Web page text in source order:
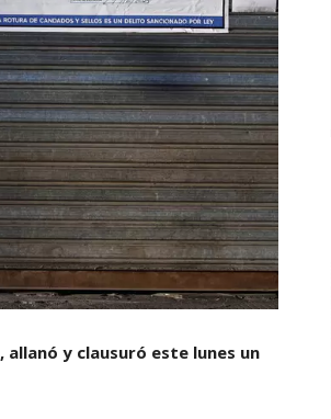
, allanó y clausuró este lunes un